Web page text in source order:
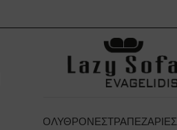
ΠΟΛΥΘΡΌΝΕΣΤΡΑΠΕΖΑΡΊΕΣ